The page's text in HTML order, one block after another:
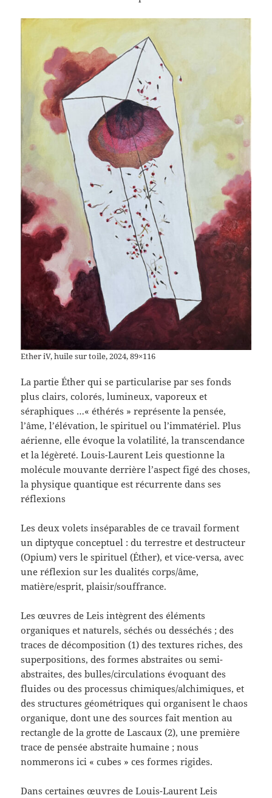
Ether iV, huile sur toile, 2024, 89×116
La partie Éther qui se particularise par ses fonds
plus clairs, colorés, lumineux, vaporeux et
séraphiques …« éthérés » représente la pensée,
l’âme, l’élévation, le spirituel ou l’immatériel. Plus
aérienne, elle évoque la volatilité, la transcendance
et la légèreté. Louis-Laurent Leis questionne la
molécule mouvante derrière l’aspect figé des choses,
la physique quantique est récurrente dans ses
réflexions
Les deux volets inséparables de ce travail forment
un diptyque conceptuel : du terrestre et destructeur
(Opium) vers le spirituel (Éther), et vice-versa, avec
une réflexion sur les dualités corps/âme,
matière/esprit, plaisir/souffrance.
Les œuvres de Leis intègrent des éléments
organiques et naturels, séchés ou desséchés ; des
traces de décomposition (1) des textures riches, des
superpositions, des formes abstraites ou semi-
abstraites, des bulles/circulations évoquant des
fluides ou des processus chimiques/alchimiques, et
des structures géométriques qui organisent le chaos
organique, dont une des sources fait mention au
rectangle de la grotte de Lascaux (2), une première
trace de pensée abstraite humaine ; nous
nommerons ici « cubes » ces formes rigides.
Dans certaines œuvres de Louis-Laurent Leis